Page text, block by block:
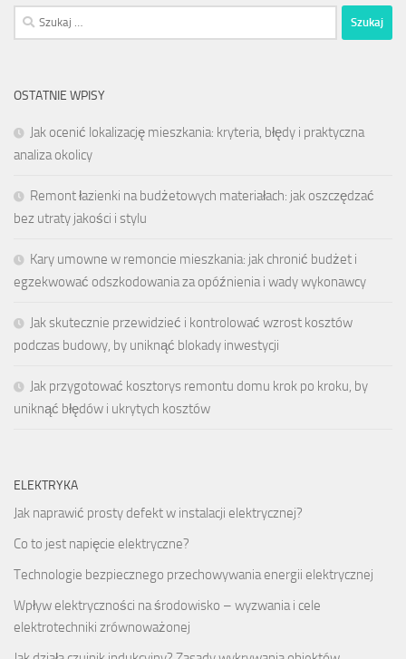
Szukaj:
OSTATNIE WPISY
Jak ocenić lokalizację mieszkania: kryteria, błędy i praktyczna
analiza okolicy
Remont łazienki na budżetowych materiałach: jak oszczędzać
bez utraty jakości i stylu
Kary umowne w remoncie mieszkania: jak chronić budżet i
egzekwować odszkodowania za opóźnienia i wady wykonawcy
Jak skutecznie przewidzieć i kontrolować wzrost kosztów
podczas budowy, by uniknąć blokady inwestycji
Jak przygotować kosztorys remontu domu krok po kroku, by
uniknąć błędów i ukrytych kosztów
ELEKTRYKA
Jak naprawić prosty defekt w instalacji elektrycznej?
Co to jest napięcie elektryczne?
Technologie bezpiecznego przechowywania energii elektrycznej
Wpływ elektryczności na środowisko – wyzwania i cele
elektrotechniki zrównoważonej